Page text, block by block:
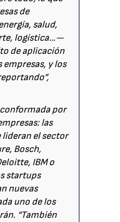
de
salud,
logística…—
de aplicación
empresas, y los
por
las
lideran el sector
Bosch,
IBM o
startups
nuevas
uno de los
“También